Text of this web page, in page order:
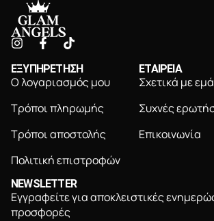
ΕΞΥΠΗΡΕΤΗΣΗ
Ο λογαριασμός μου
Τρόποι πληρωμής
Τρόποι αποστολής
Πολιτική επιστροφών
ΕΤΑΙΡΕΙΑ
Σχετικά με
Συχνές
Επικοινωνία
NEWSLETTER
Εγγραφείτε για αποκλειστικές
προσφορές